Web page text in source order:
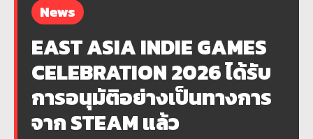
News
EAST ASIA INDIE GAMES
CELEBRATION 2026 ได้รับ
การอนุมัติอย่างเป็นทางการ
จาก STEAM แล้ว